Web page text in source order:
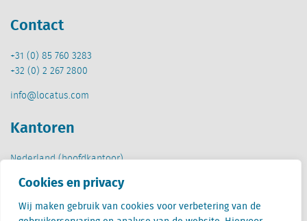
Cookies en privacy
Wij maken gebruik van cookies voor verbetering van de
Contact
+31 (0) 85 760 3283
+32 (0) 2 267 2800
info@locatus.com
Kantoren
Nederland (hoofdkantoor)
Creative Valley
Stationsplein 32
3511 ED Utrecht